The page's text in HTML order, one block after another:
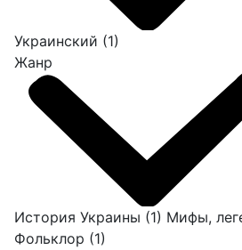
Украинский (1)
Жанр
История Украины (1) Мифы,
Фольклор (1)